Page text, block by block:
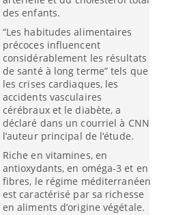
des enfants.
“Les habitudes alimentaires
précoces influencent
considérablement les résultats
de santé à long terme” tels que
les crises cardiaques, les
accidents vasculaires
cérébraux et le diabète, a
déclaré dans un courriel à CNN
l’auteur principal de l’étude.
Riche en vitamines, en
antioxydants, en oméga-3 et en
fibres, le régime méditerranéen
est caractérisé par sa richesse
en aliments d’origine végétale.